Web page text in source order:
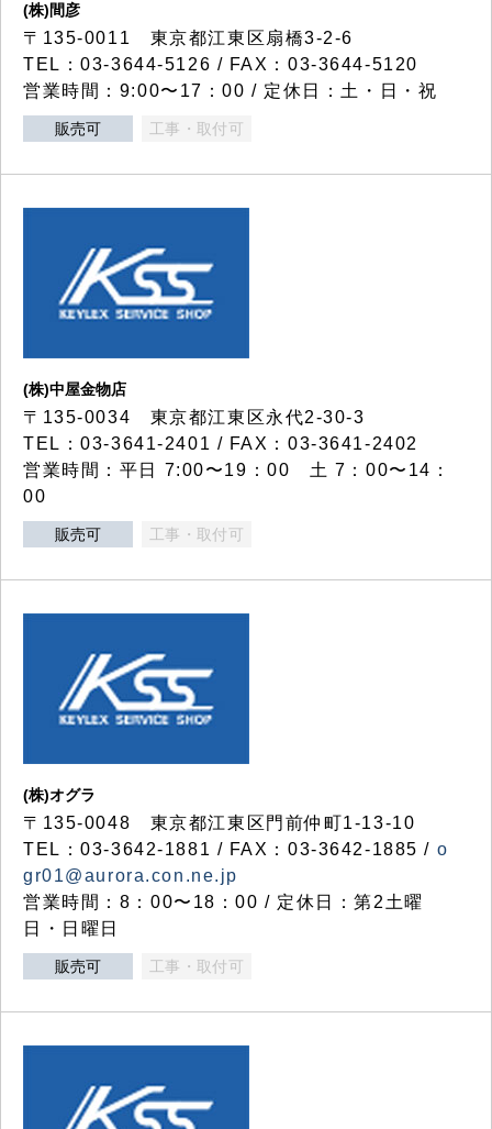
(株)間彦
〒135-0011 東京都江東区扇橋3-2-6
TEL：03-3644-5126 / FAX：03-3644-5120
営業時間：9:00〜17：00 / 定休日：土・日・祝
販売可 工事・取付可
(株)中屋金物店
〒135-0034 東京都江東区永代2-30-3
TEL：03-3641-2401 / FAX：03-3641-2402
営業時間：平日 7:00〜19：00 土 7：00〜14：
00
販売可 工事・取付可
(株)オグラ
〒135-0048 東京都江東区門前仲町1-13-10
TEL：03-3642-1881 / FAX：03-3642-1885 / o
gr01@aurora.con.ne.jp
営業時間：8：00〜18：00 / 定休日：第2土曜
日・日曜日
販売可 工事・取付可